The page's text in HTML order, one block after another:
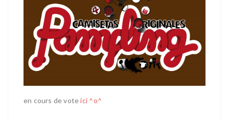
en cours de voteici ^o^